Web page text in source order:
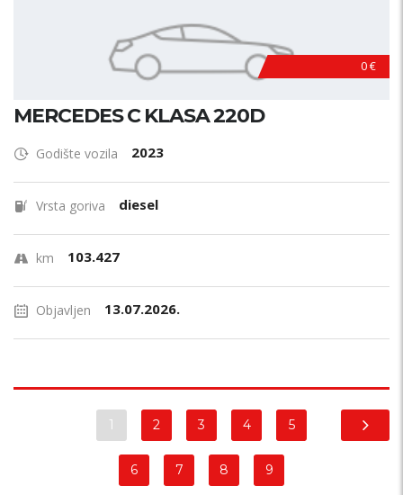
0 €
MERCEDES C KLASA 220D
Godište vozila 2023
Vrsta goriva diesel
km 103.427
Objavljen 13.07.2026.
1 2 3 4 5
6 7 8 9